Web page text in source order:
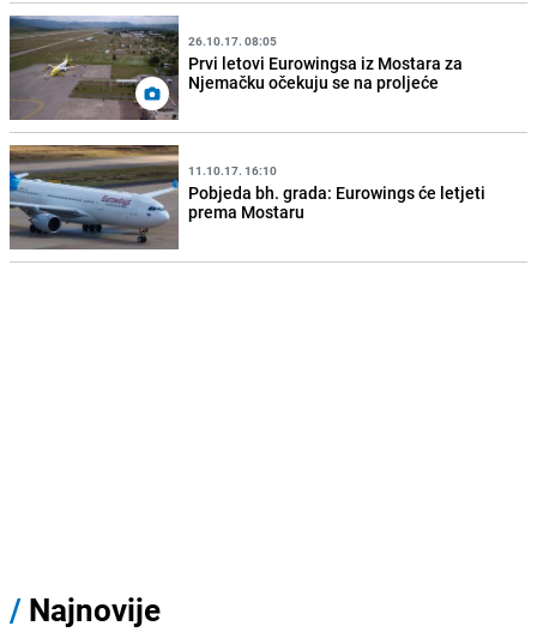
26.10.17. 08:05
Prvi letovi Eurowingsa iz Mostara za
Njemačku očekuju se na proljeće
11.10.17. 16:10
Pobjeda bh. grada: Eurowings će letjeti
prema Mostaru
/ Najnovije